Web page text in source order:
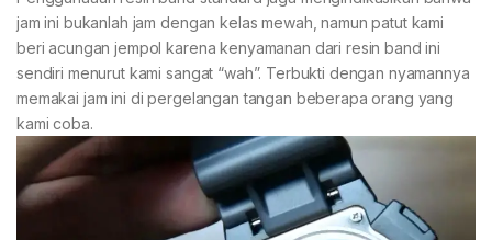
jam ini bukanlah jam dengan kelas mewah, namun patut kami
beri acungan jempol karena kenyamanan dari resin band ini
sendiri menurut kami sangat “wah”. Terbukti dengan nyamannya
memakai jam ini di pergelangan tangan beberapa orang yang
kami coba.